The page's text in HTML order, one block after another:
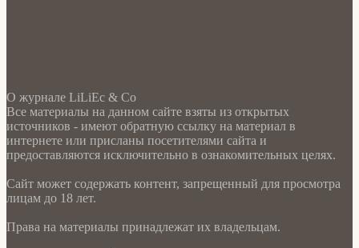
О журнале LiLiEc & Co
Все материалы на данном сайте взяты из открытых
источников - имеют обратную ссылку на материал в
интернете или присланы посетителями сайта и
предоставляются исключительно в ознакомительных целях.
Сайт может содержать контент, запрещенный для просмотра
лицам до 18 лет.
Права на материалы принадлежат их владельцам.